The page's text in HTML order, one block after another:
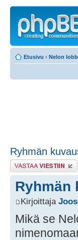
Etusivu ‹ Nelon
Ryhmän
Lähetä vastaus
Ryhmän
Kirjoittaja
Mikä se